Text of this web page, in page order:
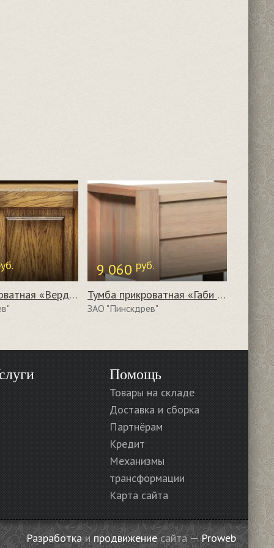
Тумба прикроватная «Верди Люкс» П434.03
9 060руб.
Тумба прикроватная «Габи 2522» БМ721
ЗАО "Пинскдрев"
Помощь
Товары на складе
Доставка и сборка
Партнёрам
Кредит
Механизмы
трансформации
Карта сайта
Разработкаипродвижениесайта —Proweb